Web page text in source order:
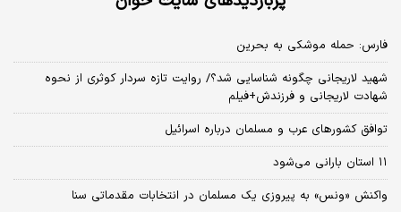
فارس: حمله موشکی به بحرین
شهید لاریجانی چگونه شناسایی شد؟/ روایت تازه سردار کوثری از نحوه
شهادت لاریجانی و فرزندش+فیلم
توافق کشورهای عرب و مسلمان درباره اسرائیل
۱۱ استان بارانی می‌شود
واکنش «ونس» به پیروزی یک مسلمان در انتخابات مقدماتی سنا